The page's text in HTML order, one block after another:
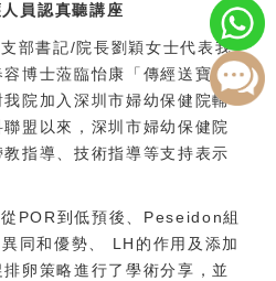
員認真聽講座
部書記/院長劉穎女士代表我
博士蒞臨怡康「傳經送寶」
院加入深圳市婦幼保健院輔
盟以來，深圳市婦幼保健院
指導、技術指導等支持表示
POR到低預後、Peseidon組
異同和優勢、 LH的作用及添加
卵策略進行了學術分享，並